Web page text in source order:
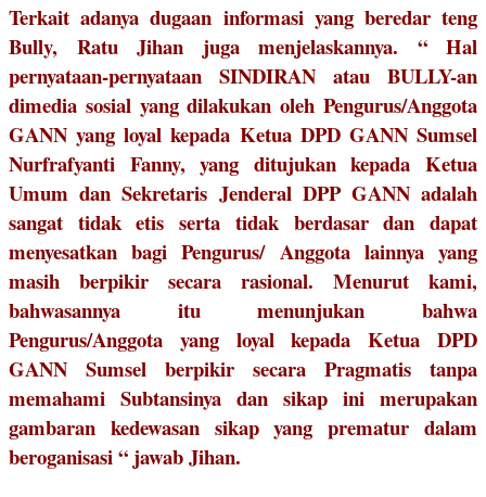
Terkait adanya dugaan informasi yang beredar teng
Bully, Ratu Jihan juga menjelaskannya. “ Hal
pernyataan-pernyataan SINDIRAN atau BULLY-an
dimedia sosial yang dilakukan oleh Pengurus/Anggota
GANN yang loyal kepada Ketua DPD GANN Sumsel
Nurfrafyanti Fanny, yang ditujukan kepada Ketua
Umum dan Sekretaris Jenderal DPP GANN adalah
sangat tidak etis serta tidak berdasar dan dapat
menyesatkan bagi Pengurus/ Anggota lainnya yang
masih berpikir secara rasional. Menurut kami,
bahwasannya itu menunjukan bahwa
Pengurus/Anggota yang loyal kepada Ketua DPD
GANN Sumsel berpikir secara Pragmatis tanpa
memahami Subtansinya dan sikap ini merupakan
gambaran kedewasan sikap yang prematur dalam
beroganisasi “ jawab Jihan.